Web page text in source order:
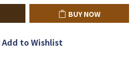
BUY NOW
Add to Wishlist